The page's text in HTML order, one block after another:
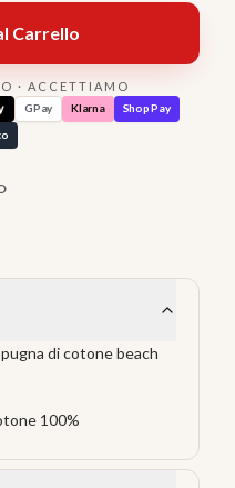
Carrello
· ACCETTIAMO
GPay Klarna
Shop Pay
di cotone beach
100%